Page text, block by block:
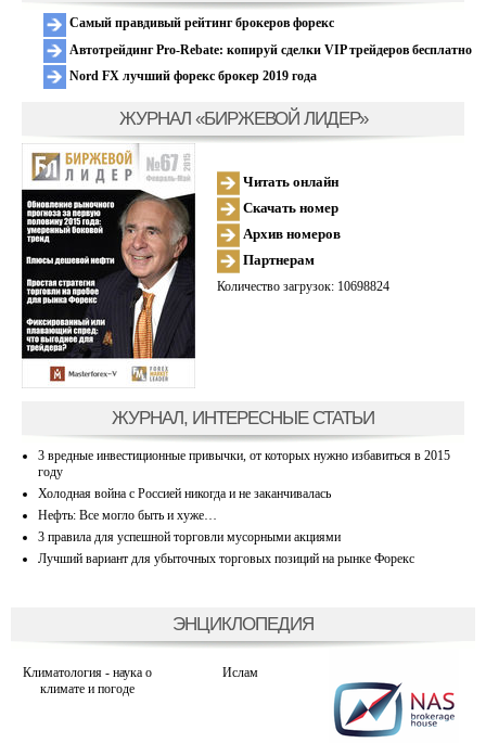
Самый правдивый рейтинг брокеров форекс
Автотрейдинг Pro-Rebate: копируй сделки VIP трейдеров бесплатно
Nord FX лучший форекс брокер 2019 года
ЖУРНАЛ «БИРЖЕВОЙ ЛИДЕР»
Читать онлайн
Скачать номер
Архив номеров
Партнерам
Количество загрузок: 10698824
ЖУРНАЛ, ИНТЕРЕСНЫЕ СТАТЬИ
3 вредные инвестиционные привычки, от которых нужно избавиться в 2015
году
Холодная война с Россией никогда и не заканчивалась
Нефть: Все могло быть и хуже…
3 правила для успешной торговли мусорными акциями
Лучший вариант для убыточных торговых позиций на рынке Форекс
ЭНЦИКЛОПЕДИЯ
Климатология - наука о
климате и погоде
Ислам